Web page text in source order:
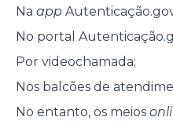
Na app
No portal
Por videochamada;
Nos balcões de
No entanto, os meios